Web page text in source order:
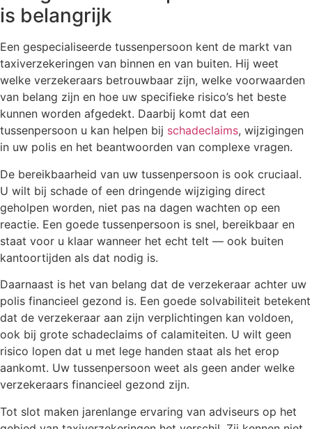
is belangrijk
Een gespecialiseerde tussenpersoon kent de markt van
taxiverzekeringen van binnen en van buiten. Hij weet
welke verzekeraars betrouwbaar zijn, welke voorwaarden
van belang zijn en hoe uw specifieke risico’s het beste
kunnen worden afgedekt. Daarbij komt dat een
tussenpersoon u kan helpen bij schadeclaims, wijzigingen
in uw polis en het beantwoorden van complexe vragen.
De bereikbaarheid van uw tussenpersoon is ook cruciaal.
U wilt bij schade of een dringende wijziging direct
geholpen worden, niet pas na dagen wachten op een
reactie. Een goede tussenpersoon is snel, bereikbaar en
staat voor u klaar wanneer het echt telt — ook buiten
kantoortijden als dat nodig is.
Daarnaast is het van belang dat de verzekeraar achter uw
polis financieel gezond is. Een goede solvabiliteit betekent
dat de verzekeraar aan zijn verplichtingen kan voldoen,
ook bij grote schadeclaims of calamiteiten. U wilt geen
risico lopen dat u met lege handen staat als het erop
aankomt. Uw tussenpersoon weet als geen ander welke
verzekeraars financieel gezond zijn.
Tot slot maken jarenlange ervaring van adviseurs op het